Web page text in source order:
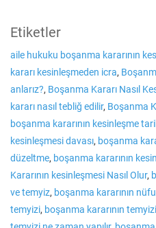
Etiketler
aile hukuku boşanma kararının
kararı kesinleşmeden icra,
anlarız?, Boşanma Kararı Nasıl
kararı nasıl tebliğ edilir, Boşanma
boşanma kararının kesinleşme
kesinleşmesi davası, boşanma
düzeltme, boşanma kararının
Kararının kesinleşmesi Nasıl Olur,
ve temyiz, boşanma kararının
temyizi, boşanma kararının temyizi